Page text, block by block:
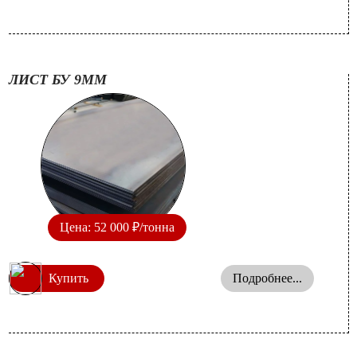
ЛИСТ БУ 9ММ
Цена: 52 000 ₽/тонна
Купить Подробнее...